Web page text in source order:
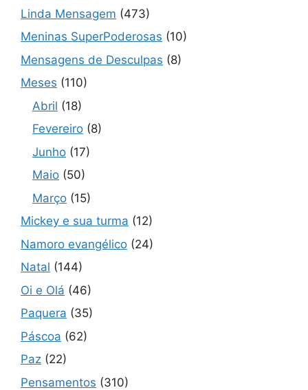
Linda Mensagem (473)
Meninas SuperPoderosas (10)
Mensagens de Desculpas (8)
Meses (110)
Abril (18)
Fevereiro (8)
Junho (17)
Maio (50)
Março (15)
Mickey e sua turma (12)
Namoro evangélico (24)
Natal (144)
Oi e Olá (46)
Paquera (35)
Páscoa (62)
Paz (22)
Pensamentos (310)